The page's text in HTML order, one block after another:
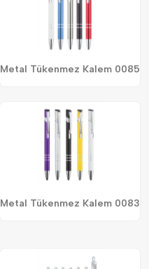
Metal Tükenmez Kalem 0085
Metal Tükenmez Kalem 0083